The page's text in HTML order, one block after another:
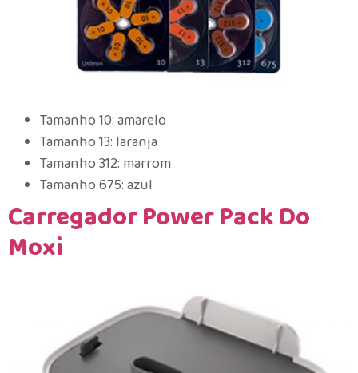
Tamanho 10: amarelo
Tamanho 13: laranja
Tamanho 312: marrom
Tamanho 675: azul
Carregador Power Pack Do
Moxi